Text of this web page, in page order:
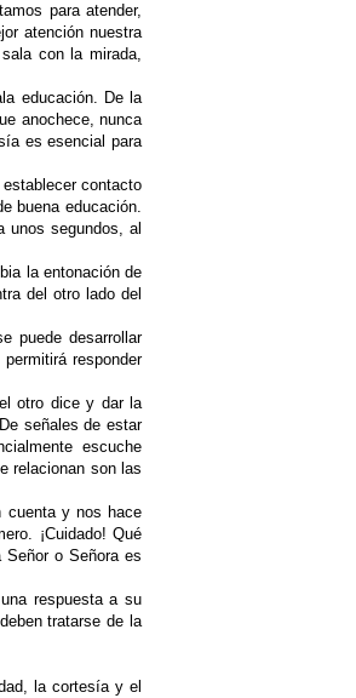
para atender,
atención nuestra
con la mirada,
educación. De la
anochece, nunca
es esencial para
contacto
buena educación.
unos segundos, al
la entonación de
del otro lado del
puede desarrollar
responder
otro dice y dar la
señales de estar
escuche
relacionan son las
cuenta y nos hace
¡Cuidado! Qué
o Señora es
respuesta a su
tratarse de la
la cortesía y el